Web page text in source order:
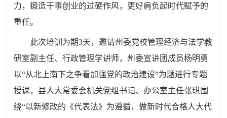
力，锻造干事创业的过硬作风，更好肩负起时代赋予的
重任。
此次培训为期3天，邀请州委党校管理经济与法学教
研室副主任、行政管理学讲师，州委宣讲团成员杨明勇
以“从北上南下之争看加强党的政治建设”为题进行专题
授课，县人大常委会机关党组书记、办公室主任张琪围
绕“以新修改的《代表法》为遵循，做新时代合格人大代